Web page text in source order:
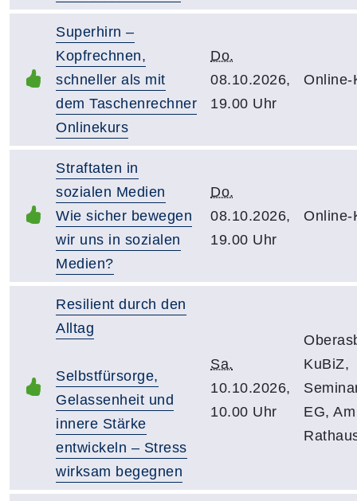
Superhirn –
Kopfrechnen,
schneller als mit
dem Taschenrechner
Onlinekurs
Do.
08.10.2026,
19.00 Uhr
Online-
Straftaten in
sozialen Medien
Wie sicher bewegen
wir uns in sozialen
Medien?
Do.
08.10.2026,
19.00 Uhr
Online-
Resilient durch den
Alltag
Selbstfürsorge,
Gelassenheit und
innere Stärke
entwickeln – Stress
wirksam begegnen
Sa.
10.10.2026,
10.00 Uhr
KuBiZ,
EG, Am